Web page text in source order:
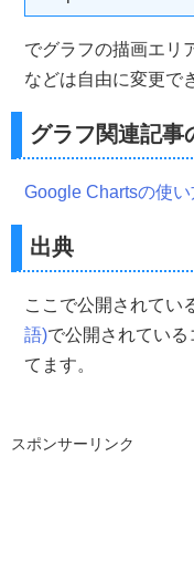
でグラフの描画エリ
などは自由に変更で
グラフ関連記事
Google Chartsの使
出典
ここで公開されてい
語)で公開されてい
てます。
スポンサーリンク